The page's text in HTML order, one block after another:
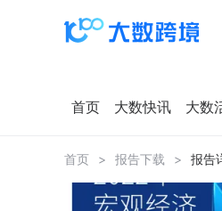
首页 大数快讯 大数
首页 > 报告下载 > 报告